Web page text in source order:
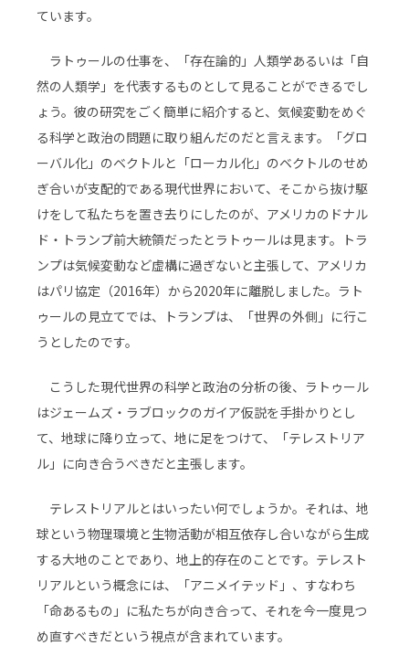
ています。
ラトゥールの仕事を、「存在論的」人類学あるいは「自
然の人類学」を代表するものとして見ることができるでし
ょう。彼の研究をごく簡単に紹介すると、気候変動をめぐ
る科学と政治の問題に取り組んだのだと言えます。「グロ
ーバル化」のベクトルと「ローカル化」のベクトルのせめ
ぎ合いが支配的である現代世界において、そこから抜け駆
けをして私たちを置き去りにしたのが、アメリカのドナル
ド・トランプ前大統領だったとラトゥールは見ます。トラ
ンプは気候変動など虚構に過ぎないと主張して、アメリカ
はパリ協定（2016年）から2020年に離脱しました。ラト
ゥールの見立てでは、トランプは、「世界の外側」に行こ
うとしたのです。
こうした現代世界の科学と政治の分析の後、ラトゥール
はジェームズ・ラブロックのガイア仮説を手掛かりとし
て、地球に降り立って、地に足をつけて、「テレストリア
ル」に向き合うべきだと主張します。
テレストリアルとはいったい何でしょうか。それは、地
球という物理環境と生物活動が相互依存し合いながら生成
する大地のことであり、地上的存在のことです。テレスト
リアルという概念には、「アニメイテッド」、すなわち
「命あるもの」に私たちが向き合って、それを今一度見つ
め直すべきだという視点が含まれています。